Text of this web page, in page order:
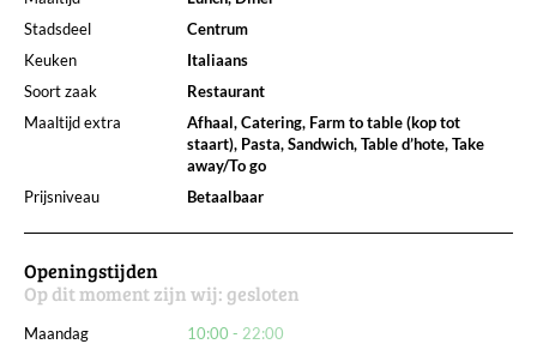
Stadsdeel
Centrum
Keuken
Italiaans
Soort zaak
Restaurant
Maaltijd extra
Afhaal, Catering, Farm to table (kop tot
staart), Pasta, Sandwich, Table d’hote, Take
away/To go
Prijsniveau
Betaalbaar
Openingstijden
Op dit moment zijn wij: gesloten
Maandag 10:00
22:00